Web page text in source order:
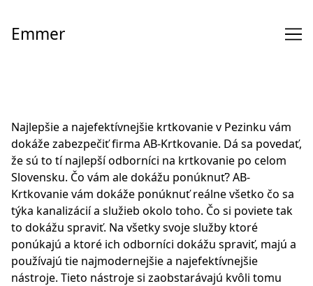
Content
Emmer
Najlepšie a najefektívnejšie krtkovanie v Pezinku vám
dokáže zabezpečiť firma AB-Krtkovanie. Dá sa povedať,
že sú to tí najlepší odborníci na krtkovanie po celom
Slovensku. Čo vám ale dokážu ponúknuť? AB-
Krtkovanie vám dokáže ponúknuť reálne všetko čo sa
týka kanalizácií a služieb okolo toho. Čo si poviete tak
to dokážu spraviť. Na všetky svoje služby ktoré
ponúkajú a ktoré ich odborníci dokážu spraviť, majú a
používajú tie najmodernejšie a najefektívnejšie
nástroje. Tieto nástroje si zaobstarávajú kvôli tomu